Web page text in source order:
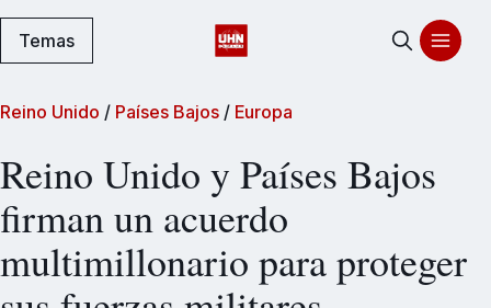
Temas
Reino Unido / Países Bajos / Europa
Reino Unido y Países Bajos
firman un acuerdo
multimillonario para proteger